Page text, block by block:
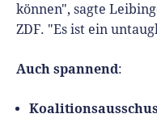
können", sagte
ZDF. "Es ist ein
Auch spannend: